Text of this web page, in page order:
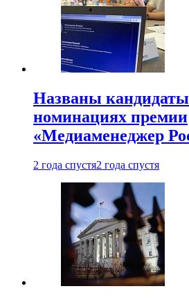
Названы
номинациях премии
«Медиаменеджер
2 года спустя2 года спустя